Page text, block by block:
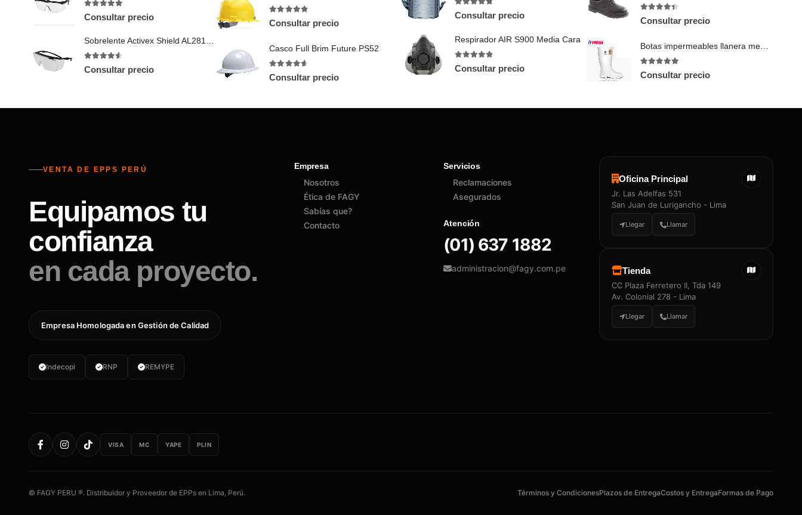
Consultar precio
Consultar precio
4.83 out of 5
Consultar precio
Casco Full Brim Future PS52
4.57 out of 5
Consultar precio
4.67 out of 5
Consultar precio
Respirador AIR S900 Media Cara
4.75 out of 5
Consultar precio
4.38 out of 5
Consultar precio
Botas impermeables llanera media blanco blanco
5out of 5
Consultar precio
VENTA DE EPPS PERÚ
Equipamos tu
confianza
en cada proyecto.
Empresa Homologada en Gestión de Calidad
Indecopi RNP REMYPE
Empresa
Nosotros
Ética de FAGY
Sabías que?
Contacto
Servicios
Reclamaciones
Asegurados
Atención
(01) 637 1882
administracion@fagy.com.pe
Oficina Principal
Jr. Las Adelfas 531
San Juan de Lurigancho - Lima
Llegar Llamar
Tienda
CC Plaza Ferretero II, Tda 149
Av. Colonial 278 - Lima
Llegar Llamar
VISA MC YAPE PLIN
© FAGY PERU ®. Distribuidor y Proveedor de EPPs en Lima, Perú. Términos y CondicionesPlazos de EntregaCostos y EntregaFormas de Pago